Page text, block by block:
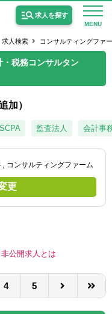
MENU
求人を探す
試験合格向けの求人
国公認会計士）の求人
転職
談会・セミナー
ち情報
求人検索 コンサルティングファ
・税務コンサルタン
加）
監査法人 会計事
コンサルティングファーム
更
非公開求人とは
4 5